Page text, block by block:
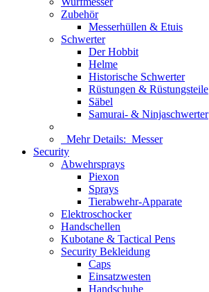
Zubehör
Messerhüllen & Etuis
Schwerter
Der Hobbit
Helme
Historische Schwerter
Rüstungen & Rüstungsteile
Säbel
Samurai- & Ninjaschwerter
Mehr Details: Messer
Security
Abwehrsprays
Piexon
Sprays
Tierabwehr-Apparate
Elektroschocker
Handschellen
Kubotane & Tactical Pens
Security Bekleidung
Caps
Einsatzwesten
Handschuhe